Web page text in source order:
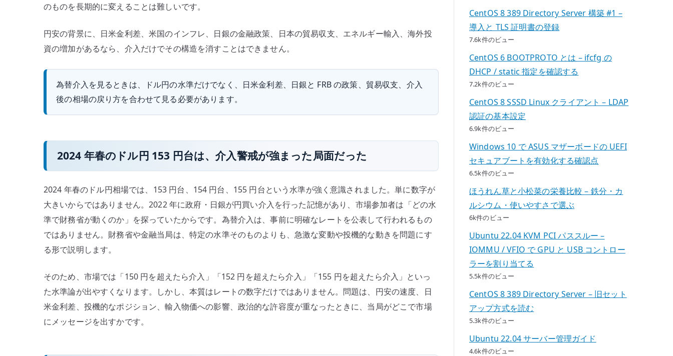
春
ド
ル
153
か
の
のものを長期的に変えることは難しいです。
円安の背景に、日米金利差、米国のインフレ、日銀の金融政策、日本の貿易収支、エネルギー輸入、海外投
資の増加があるなら、介入だけでその構造を消すことはできません。
為替介入を見るときは、ドル円の水準だけでなく、日米金利差、日銀と FRB の政策、貿易収支、介入
後の相場の戻り方を合わせて見る必要があります。
2024 年春のドル円 153 円台は、介入警戒が強まった局面だった
2024 年春のドル円相場では、153 円台、154 円台、155 円台という水準が強く意識されました。単に数字が
大きいからではありません。2022 年に政府・日銀が円買い介入を行った記憶があり、市場参加者は「どの水
準で財務省が動くのか」を探っていたからです。為替介入は、事前に明確なレートを公表して行われるもの
ではありません。財務省や金融当局は、特定の水準そのものよりも、急激な変動や投機的な動きを問題にす
る形で説明します。
そのため、市場では「150 円を超えたら介入」「152 円を超えたら介入」「155 円を超えたら介入」といっ
た水準論が出やすくなります。しかし、本質はレートの数字だけではありません。問題は、円安の速度、日
米金利差、投機的なポジション、輸入物価への影響、政治的な許容度が重なったときに、当局がどこで市場
にメッセージを出すかです。
CentOS 8 389 Directory Server 構築 #1 –
導入と TLS 証明書の登録
7.6k件のビュー
CentOS 6 BOOTPROTO とは – ifcfg の
DHCP / static 指定を確認する
7.2k件のビュー
CentOS 8 SSSD Linux クライアント – LDAP
認証の基本設定
6.9k件のビュー
Windows 10 で ASUS マザーボードの UEFI
セキュアブートを有効化する確認点
6.5k件のビュー
ほうれん草と小松菜の栄養比較 – 鉄分・カ
ルシウム・使いやすさで選ぶ
6k件のビュー
Ubuntu 22.04 KVM PCI パススルー –
IOMMU / VFIO で GPU と USB コントロー
ラーを割り当てる
5.5k件のビュー
CentOS 8 389 Directory Server – 旧セット
アップ方式を読む
5.3k件のビュー
Ubuntu 22.04 サーバー管理ガイド
4.6k件のビュー